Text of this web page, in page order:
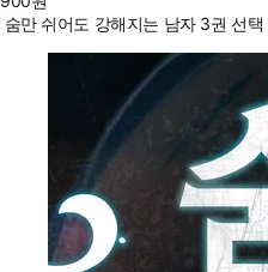
숨만 쉬어도 강해지는 남자 3권 선택